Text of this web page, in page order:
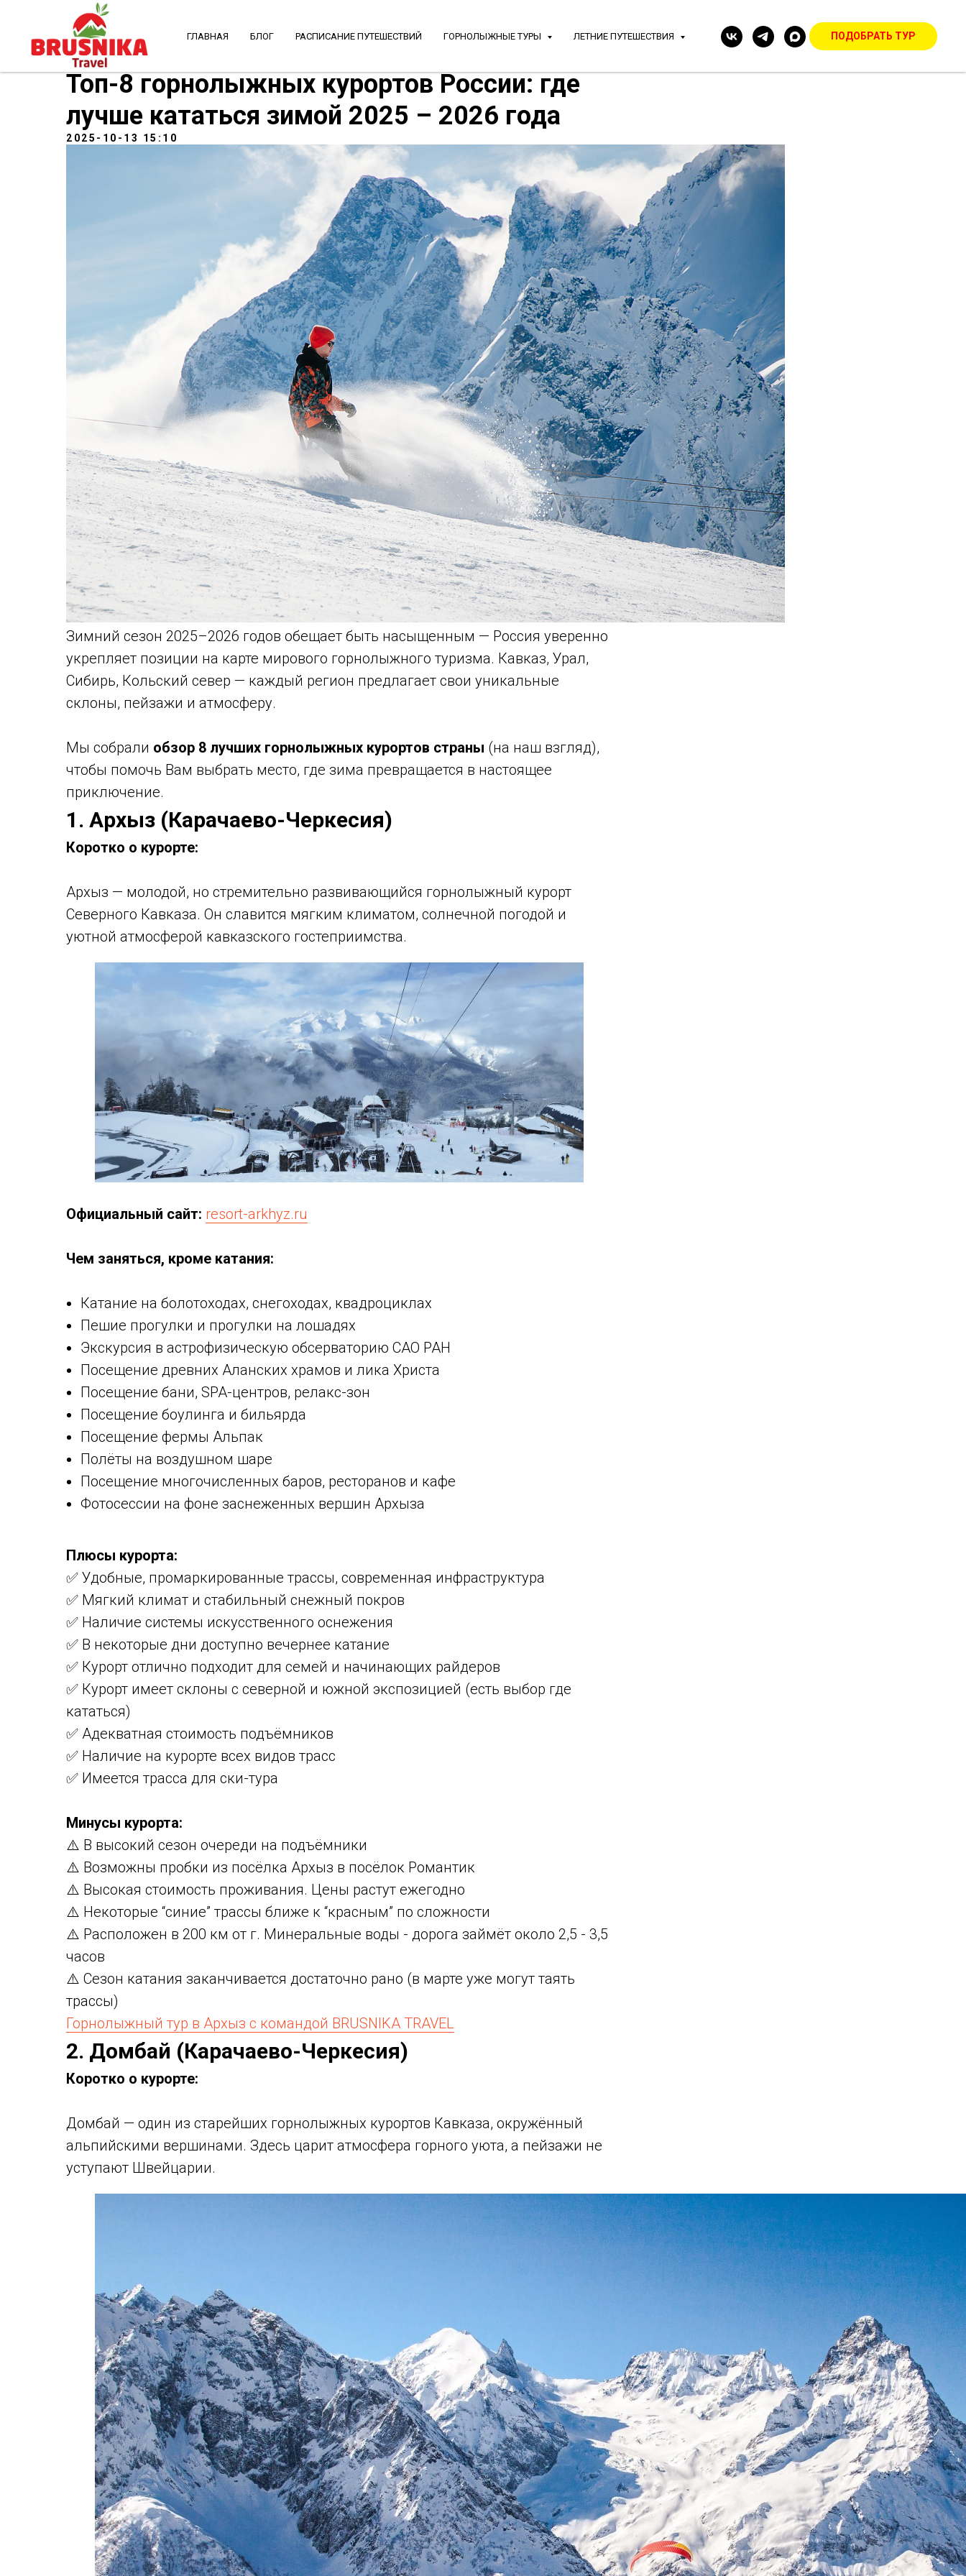
ГЛАВНАЯ БЛОГ РАСПИСАНИЕ ПУТЕШЕСТВИЙ ГОРНОЛЫЖНЫЕ ТУРЫ ЛЕТНИЕ ПУТЕШЕСТВИЯ ПОДОБРАТЬ ТУР
Топ-8 горнолыжных курортов России: где
лучше кататься зимой 2025 – 2026 года
2025-10-13 15:10
Зимний сезон 2025–2026 годов обещает быть насыщенным — Россия уверенно
укрепляет позиции на карте мирового горнолыжного туризма. Кавказ, Урал,
Сибирь, Кольский север — каждый регион предлагает свои уникальные
склоны, пейзажи и атмосферу.
Мы собрали обзор 8 лучших горнолыжных курортов страны (на наш взгляд),
чтобы помочь Вам выбрать место, где зима превращается в настоящее
приключение.
1. Архыз (Карачаево-Черкесия)
Коротко о курорте:
Архыз — молодой, но стремительно развивающийся горнолыжный курорт
Северного Кавказа. Он славится мягким климатом, солнечной погодой и
уютной атмосферой кавказского гостеприимства.
Официальный сайт: resort-arkhyz.ru
Чем заняться, кроме катания:
Катание на болотоходах, снегоходах, квадроциклах
Пешие прогулки и прогулки на лошадях
Экскурсия в астрофизическую обсерваторию САО РАН
Посещение древних Аланских храмов и лика Христа
Посещение бани, SPA-центров, релакс-зон
Посещение боулинга и бильярда
Посещение фермы Альпак
Полёты на воздушном шаре
Посещение многочисленных баров, ресторанов и кафе
Фотосессии на фоне заснеженных вершин Архыза
Плюсы курорта:
✅ Удобные, промаркированные трассы, современная инфраструктура
✅ Мягкий климат и стабильный снежный покров
✅ Наличие системы искусственного оснежения
✅ В некоторые дни доступно вечернее катание
✅ Курорт отлично подходит для семей и начинающих райдеров
✅ Курорт имеет склоны с северной и южной экспозицией (есть выбор где
кататься)
✅ Адекватная стоимость подъёмников
✅ Наличие на курорте всех видов трасс
✅ Имеется трасса для ски-тура
Минусы курорта:
⚠️ В высокий сезон очереди на подъёмники
⚠️ Возможны пробки из посёлка Архыз в посёлок Романтик
⚠️ Высокая стоимость проживания. Цены растут ежегодно
⚠️ Некоторые “синие” трассы ближе к “красным” по сложности
⚠️ Расположен в 200 км от г. Минеральные воды - дорога займёт около 2,5 - 3,5
часов
⚠️ Сезон катания заканчивается достаточно рано (в марте уже могут таять
трассы)
Горнолыжный тур в Архыз с командой BRUSNIKA TRAVEL
2. Домбай (Карачаево-Черкесия)
Коротко о курорте:
Домбай — один из старейших горнолыжных курортов Кавказа, окружённый
альпийскими вершинами. Здесь царит атмосфера горного уюта, а пейзажи не
уступают Швейцарии.